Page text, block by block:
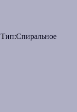
Тип:Спиральное